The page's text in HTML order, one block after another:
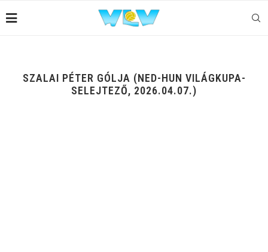
SZALAI PÉTER GÓLJA (NED-HUN VILÁGKUPA-
SELEJTEZŐ, 2026.04.07.)